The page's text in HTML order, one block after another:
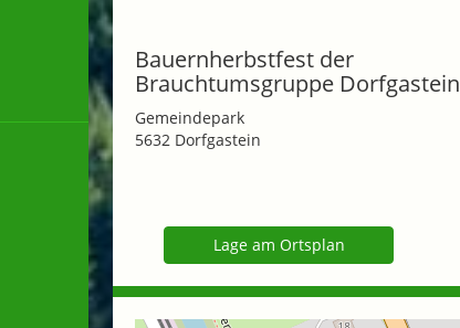
Bauernherbstfest der
Brauchtumsgruppe Dorfgastein
Gemeindepark
5632 Dorfgastein
Lage am Ortsplan